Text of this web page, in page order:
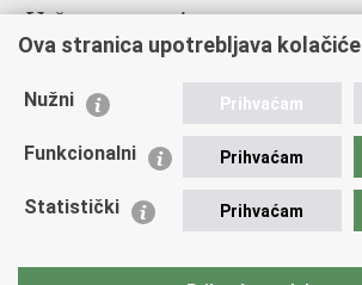
Važne poveznice
Ministarstvo unutarnjih poslova
Udruge
Policijska akademija
Zaklada policijske solidarnosti
Vučetić"
Ova stranica upotrebljava kolačiće
Nužni Prihvaćam
Funkcionalni Prihvaćam
Statistički Prihvaćam